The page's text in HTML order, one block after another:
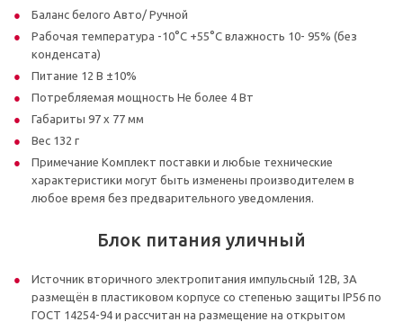
Баланс белого Авто/ Ручной
Рабочая температура -10°С +55°С влажность 10- 95% (без
конденсата)
Питание 12 В ±10%
Потребляемая мощность Не более 4 Вт
Габариты 97 x 77 мм
Вес 132 г
Примечание Комплект поставки и любые технические
характеристики могут быть изменены производителем в
любое время без предварительного уведомления.
Блок питания уличный
Источник вторичного электропитания импульсный 12В, 3А
размещён в пластиковом корпусе со степенью защиты IP56 по
ГОСТ 14254-94 и рассчитан на размещение на открытом